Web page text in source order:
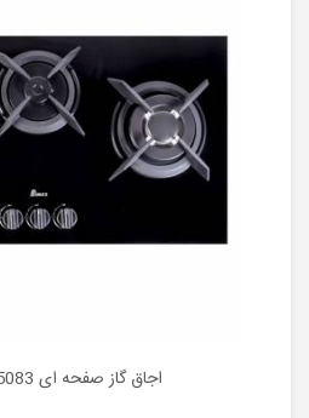
اجاق گاز صفحه ای MG 5083 بیمکث